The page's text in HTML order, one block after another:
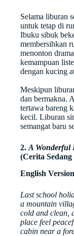
Selama liburan
untuk tetap di
Ibuku sibuk
membersihkan
menonton
kemampuan
dengan kucing
Meskipun
dan bermakna.
tertawa bareng
kecil. Liburan
semangat baru
2. A Wonderful
(Cerita
English
Last school
a mountain
cold and clean,
place feel
cabin near a